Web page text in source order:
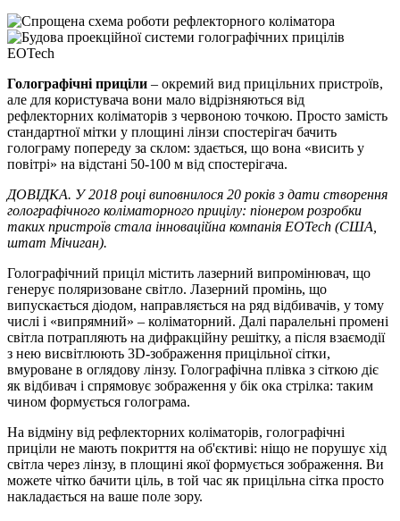
Голографічні приціли – окремий вид прицільних пристроїв,
але для користувача вони мало відрізняються від
рефлекторних коліматорів з червоною точкою. Просто замість
стандартної мітки у площині лінзи спостерігач бачить
голограму попереду за склом: здається, що вона «висить у
повітрі» на відстані 50-100 м від спостерігача.
ДОВІДКА. У 2018 році виповнилося 20 років з дати створення
голографічного коліматорного прицілу: піонером розробки
таких пристроїв стала інноваційна компанія EOTech (США,
штат Мічиган).
Голографічний приціл містить лазерний випромінювач, що
генерує поляризоване світло. Лазерний промінь, що
випускається діодом, направляється на ряд відбивачів, у тому
числі і «випрямний» – коліматорний. Далі паралельні промені
світла потрапляють на дифракційну решітку, а після взаємодії
з нею висвітлюють 3D-зображення прицільної сітки,
вмуроване в оглядову лінзу. Голографічна плівка з сіткою діє
як відбивач і спрямовує зображення у бік ока стрілка: таким
чином формується голограма.
На відміну від рефлекторних коліматорів, голографічні
приціли не мають покриття на об'єктиві: ніщо не порушує хід
світла через лінзу, в площині якої формується зображення. Ви
можете чітко бачити ціль, в той час як прицільна сітка просто
накладається на ваше поле зору.